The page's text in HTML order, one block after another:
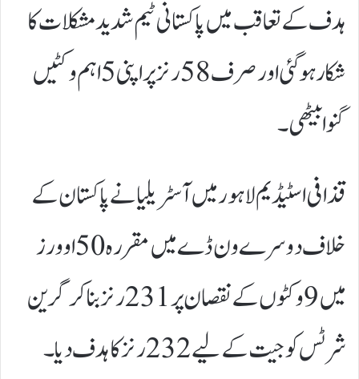
ہدف کے تعاقب میں پاکستانی ٹیم شدید مشکلات کا
شکار ہوگئی اور صرف 58 رنز پر اپنی 5 اہم وکٹیں
گنوا بیٹھی۔
قذافی اسٹیڈیم لاہور میں آسٹریلیا نے پاکستان کے
خلاف دوسرے ون ڈے میں مقررہ 50 اوورز
میں 9 وکٹوں کے نقصان پر 231 رنز بنا کر گرین
شرٹس کو جیت کے لیے 232 رنز کا ہدف دیا۔